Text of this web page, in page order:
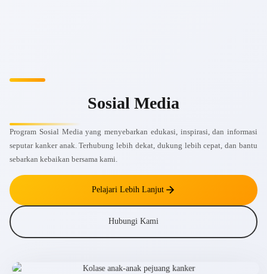
Sosial Media
Program Sosial Media yang menyebarkan edukasi, inspirasi, dan informasi
seputar kanker anak. Terhubung lebih dekat, dukung lebih cepat, dan bantu
sebarkan kebaikan bersama kami.
Pelajari Lebih Lanjut
Hubungi Kami